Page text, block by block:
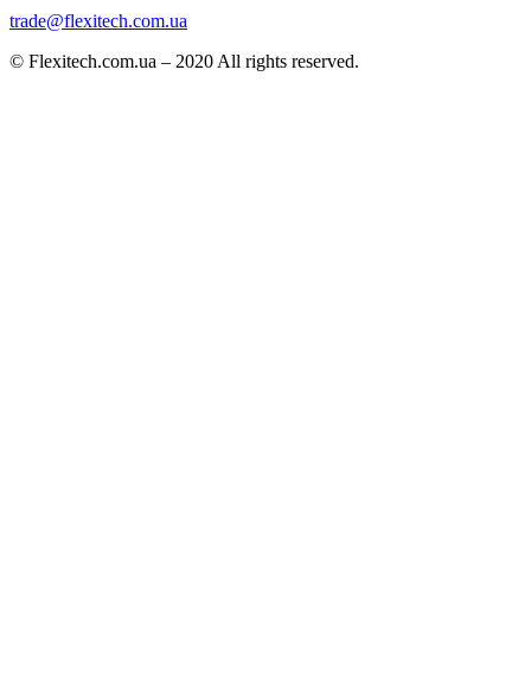
trade@flexitech.com.ua
© Flexitech.com.ua – 2020 All rights reserved.